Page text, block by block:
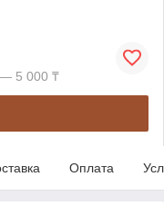
— 5 000 ₸
Оплата